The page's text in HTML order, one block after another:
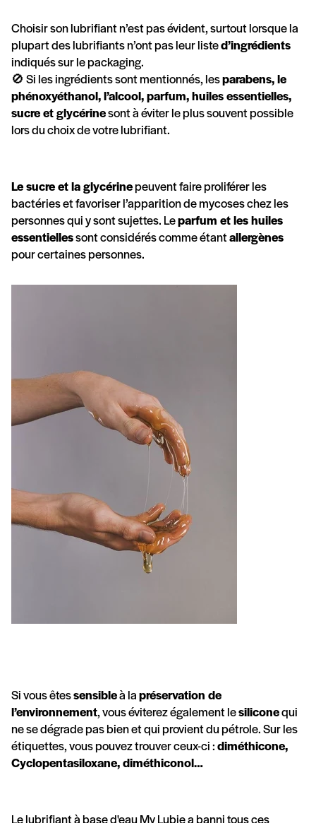
Choisir son lubrifiant n’est pas évident, surtout lorsque la
plupart des lubrifiants n’ont pas leur listed’ingrédients
indiqués sur le packaging.
🚫 Si les ingrédients sont mentionnés, lesparabens, le
phénoxyéthanol, l’alcool, parfum, huiles essentielles,
sucre et glycérinesont à éviter le plus souvent possible
lors du choix de votre lubrifiant.
Le sucre et la glycérinepeuvent faire proliférer les
bactéries et favoriser l’apparition de mycoses chez les
personnes qui y sont sujettes. Leparfum et les huiles
essentiellessont considérés comme étantallergènes
pour certaines personnes.
Si vous êtessensibleà lapréservation de
l’environnement, vous éviterez également lesiliconequi
ne se dégrade pas bien et qui provient du pétrole. Sur les
étiquettes, vous pouvez trouver ceux-ci :diméthicone,
Cyclopentasiloxane, diméthiconol…
Le lubrifiant à base d'eau My Lubie a banni tous ces